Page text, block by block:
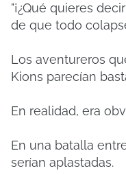
"¡¿Qué quieres
de que todo
Los aventureros
Kions parecían
En realidad, era
En una batalla
serían aplastadas.